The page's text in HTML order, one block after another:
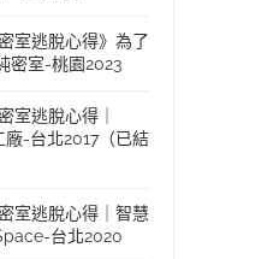
室逃脫心得》為了
密室-桃園2023
室逃脫心得｜
-台北2017（已結
室逃脫心得｜智慧
台北2020